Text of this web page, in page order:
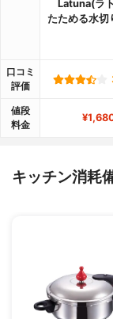
Latuna(ラ
たためる水切
口コミ
評価
値段
料金
キッチン消耗